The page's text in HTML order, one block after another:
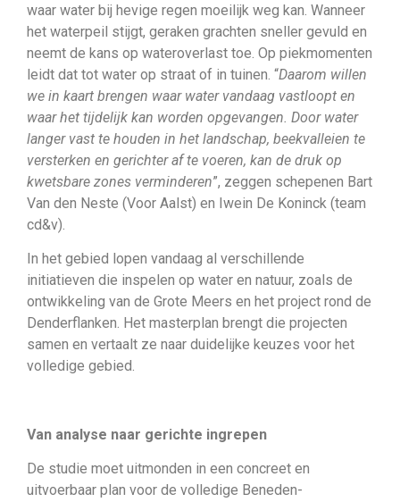
waar water bij hevige regen moeilijk weg kan. Wanneer
het waterpeil stijgt, geraken grachten sneller gevuld en
neemt de kans op wateroverlast toe. Op piekmomenten
leidt dat tot water op straat of in tuinen. “Daarom willen
we in kaart brengen waar water vandaag vastloopt en
waar het tijdelijk kan worden opgevangen. Door water
langer vast te houden in het landschap, beekvalleien te
versterken en gerichter af te voeren, kan de druk op
kwetsbare zones verminderen”, zeggen schepenen Bart
Van den Neste (Voor Aalst) en Iwein De Koninck (team
cd&v).
In het gebied lopen vandaag al verschillende
initiatieven die inspelen op water en natuur, zoals de
ontwikkeling van de Grote Meers en het project rond de
Denderflanken. Het masterplan brengt die projecten
samen en vertaalt ze naar duidelijke keuzes voor het
volledige gebied.
Van analyse naar gerichte ingrepen
De studie moet uitmonden in een concreet en
uitvoerbaar plan voor de volledige Beneden-